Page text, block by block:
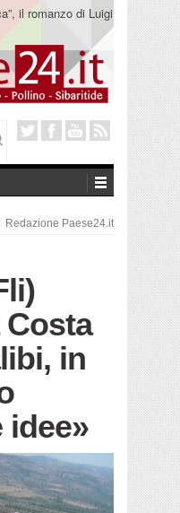
il romanzo di Luigi
Redazione Paese24.it
in
idee»